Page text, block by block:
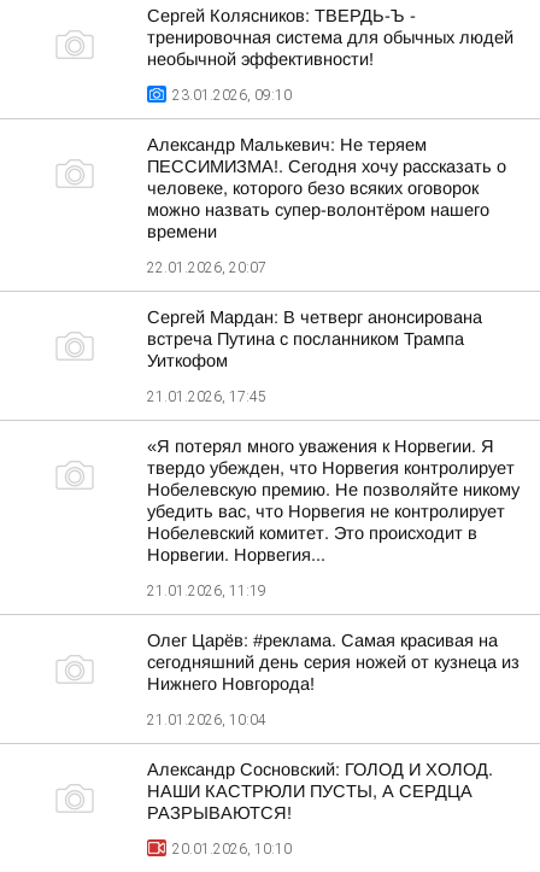
Сергей Колясников: ТВЕРДЬ-Ъ -
тренировочная система для обычных людей
необычной эффективности!
23.01.2026, 09:10
Александр Малькевич: Не теряем
ПЕССИМИЗМА!. Сегодня хочу рассказать о
человеке, которого безо всяких оговорок
можно назвать супер-волонтёром нашего
времени
22.01.2026, 20:07
Сергей Мардан: В четверг анонсирована
встреча Путина с посланником Трампа
Уиткофом
21.01.2026, 17:45
«Я потерял много уважения к Норвегии. Я
твердо убежден, что Норвегия контролирует
Нобелевскую премию. Не позволяйте никому
убедить вас, что Норвегия не контролирует
Нобелевский комитет. Это происходит в
Норвегии. Норвегия...
21.01.2026, 11:19
Олег Царёв: #реклама. Самая красивая на
сегодняшний день серия ножей от кузнеца из
Нижнего Новгорода!
21.01.2026, 10:04
Александр Сосновский: ГОЛОД И ХОЛОД.
НАШИ КАСТРЮЛИ ПУСТЫ, А СЕРДЦА
РАЗРЫВАЮТСЯ!
20.01.2026, 10:10